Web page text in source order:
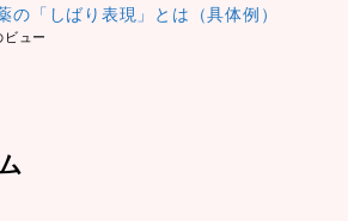
の「しばり表現」とは（具体例）
ュー